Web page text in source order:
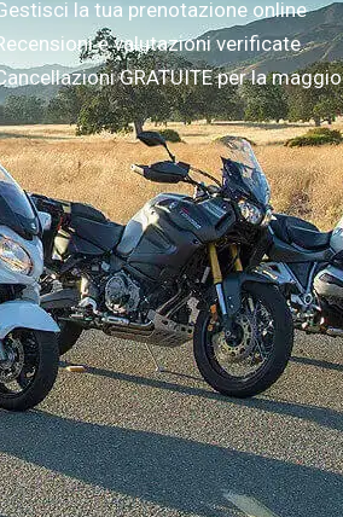
la tua prenotazione online
e valutazioni verificate
GRATUITE per la